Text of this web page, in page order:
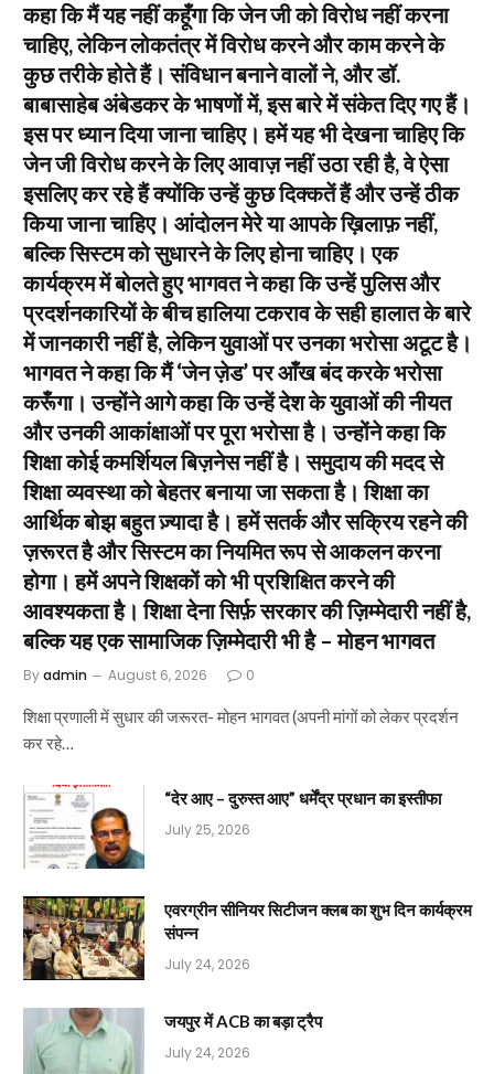
कहा कि मैं यह नहीं कहूँगा कि जेन जी को विरोध नहीं करना
चाहिए, लेकिन लोकतंत्र में विरोध करने और काम करने के
कुछ तरीके होते हैं। संविधान बनाने वालों ने, और डॉ.
बाबासाहेब अंबेडकर के भाषणों में, इस बारे में संकेत दिए गए हैं।
इस पर ध्यान दिया जाना चाहिए। हमें यह भी देखना चाहिए कि
जेन जी विरोध करने के लिए आवाज़ नहीं उठा रही है, वे ऐसा
इसलिए कर रहे हैं क्योंकि उन्हें कुछ दिक्कतें हैं और उन्हें ठीक
किया जाना चाहिए। आंदोलन मेरे या आपके ख़िलाफ़ नहीं,
बल्कि सिस्टम को सुधारने के लिए होना चाहिए। एक
कार्यक्रम में बोलते हुए भागवत ने कहा कि उन्हें पुलिस और
प्रदर्शनकारियों के बीच हालिया टकराव के सही हालात के बारे
में जानकारी नहीं है, लेकिन युवाओं पर उनका भरोसा अटूट है।
भागवत ने कहा कि मैं ‘जेन ज़ेड’ पर आँख बंद करके भरोसा
करूँगा। उन्होंने आगे कहा कि उन्हें देश के युवाओं की नीयत
और उनकी आकांक्षाओं पर पूरा भरोसा है। उन्होंने कहा कि
शिक्षा कोई कमर्शियल बिज़नेस नहीं है। समुदाय की मदद से
शिक्षा व्यवस्था को बेहतर बनाया जा सकता है। शिक्षा का
आर्थिक बोझ बहुत ज़्यादा है। हमें सतर्क और सक्रिय रहने की
ज़रूरत है और सिस्टम का नियमित रूप से आकलन करना
होगा। हमें अपने शिक्षकों को भी प्रशिक्षित करने की
आवश्यकता है। शिक्षा देना सिर्फ़ सरकार की ज़िम्मेदारी नहीं है,
बल्कि यह एक सामाजिक ज़िम्मेदारी भी है – मोहन भागवत
Byadmin August 6, 2026 0
शिक्षा प्रणाली में सुधार की जरूरत- मोहन भागवत (अपनी मांगों को लेकर प्रदर्शन
कर रहे…
“देर आए – दुरुस्त आए” धर्मेंद्र प्रधान का इस्तीफा
July 25, 2026
एवरग्रीन सीनियर सिटीजन क्लब का शुभ दिन कार्यक्रम
संपन्न
July 24, 2026
जयपुर में ACB का बड़ा ट्रैप
July 24, 2026